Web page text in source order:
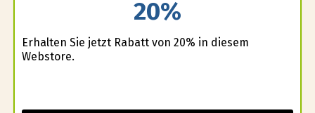
20%
Erhalten Sie jetzt Rabatt von 20% in diesem
Webstore.